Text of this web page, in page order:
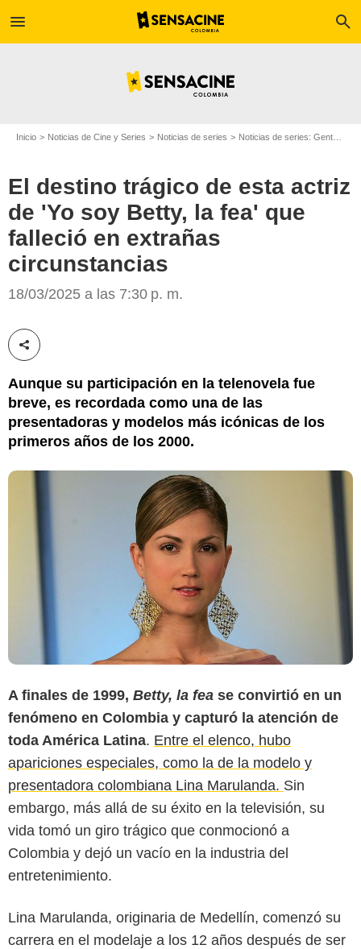
menu search
Inicio Noticias de Cine y Series Noticias de series Noticias de series: Gente
El destino trágico de esta actriz
de 'Yo soy Betty, la fea' que
falleció en extrañas
circunstancias
18/03/2025 a las 7:30 p. m.
Compartir esta noticia
Aunque su participación en la telenovela fue
breve, es recordada como una de las
presentadoras y modelos más icónicas de los
primeros años de los 2000.
A finales de 1999, Betty, la fea se convirtió en un
fenómeno en Colombia y capturó la atención de
toda América Latina. Entre el elenco, hubo
apariciones especiales, como la de la modelo y
presentadora colombiana Lina Marulanda. Sin
embargo, más allá de su éxito en la televisión, su
vida tomó un giro trágico que conmocionó a
Colombia y dejó un vacío en la industria del
entretenimiento.
Lina Marulanda, originaria de Medellín, comenzó su
carrera en el modelaje a los 12 años después de ser
Caracol TV